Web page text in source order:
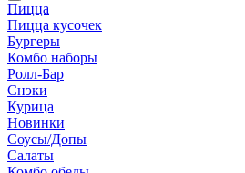
Пицца
Пицца кусочек
Бургеры
Комбо наборы
Ролл-Бар
Снэки
Курица
Новинки
Соусы/Допы
Салаты